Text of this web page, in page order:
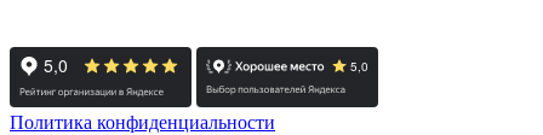
Политика конфиденциальности